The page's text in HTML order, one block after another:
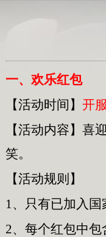
一、欢乐红包
【活动时间】 开
【活动内容】 喜
笑。
【活动规则】
1、只有已加入
2、每个红包中